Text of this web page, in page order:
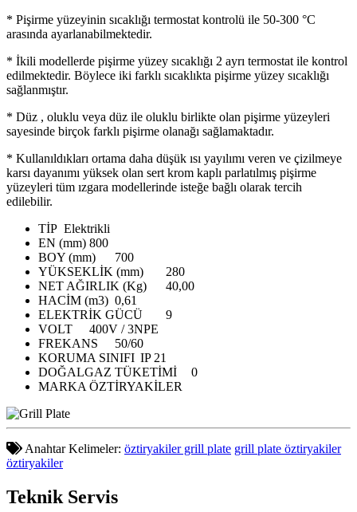
* Pişirme yüzeyinin sıcaklığı termostat kontrolü ile 50-300 °C
arasında ayarlanabilmektedir.
* İkili modellerde pişirme yüzey sıcaklığı 2 ayrı termostat ile kontrol
edilmektedir. Böylece iki farklı sıcaklıkta pişirme yüzey sıcaklığı
sağlanmıştır.
* Düz , oluklu veya düz ile oluklu birlikte olan pişirme yüzeyleri
sayesinde birçok farklı pişirme olanağı sağlamaktadır.
* Kullanıldıkları ortama daha düşük ısı yayılımı veren ve çizilmeye
karsı dayanımı yüksek olan sert krom kaplı parlatılmış pişirme
yüzeyleri tüm ızgara modellerinde isteğe bağlı olarak tercih
edilebilir.
TİP Elektrikli
EN (mm) 800
BOY (mm)
700
YÜKSEKLİK (mm)
280
NET AĞIRLIK (Kg)
40,00
HACİM (m3) 0,61
ELEKTRİK GÜCÜ
9
VOLT
400V / 3NPE
FREKANS
50/60
KORUMA SINIFI IP 21
DOĞALGAZ TÜKETİMİ
0
MARKA ÖZTİRYAKİLER
Anahtar Kelimeler: öztiryakiler grill plate grill plate öztiryakiler
öztiryakiler
Teknik Servis